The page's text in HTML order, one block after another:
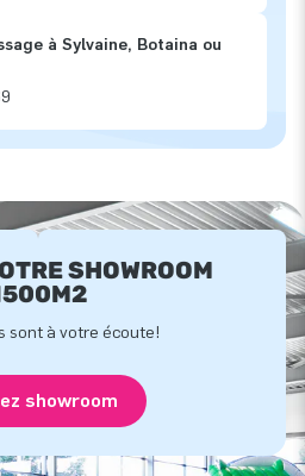
à Sylvaine, Botaina ou
SHOWROOM
sont à votre écoute!
showroom